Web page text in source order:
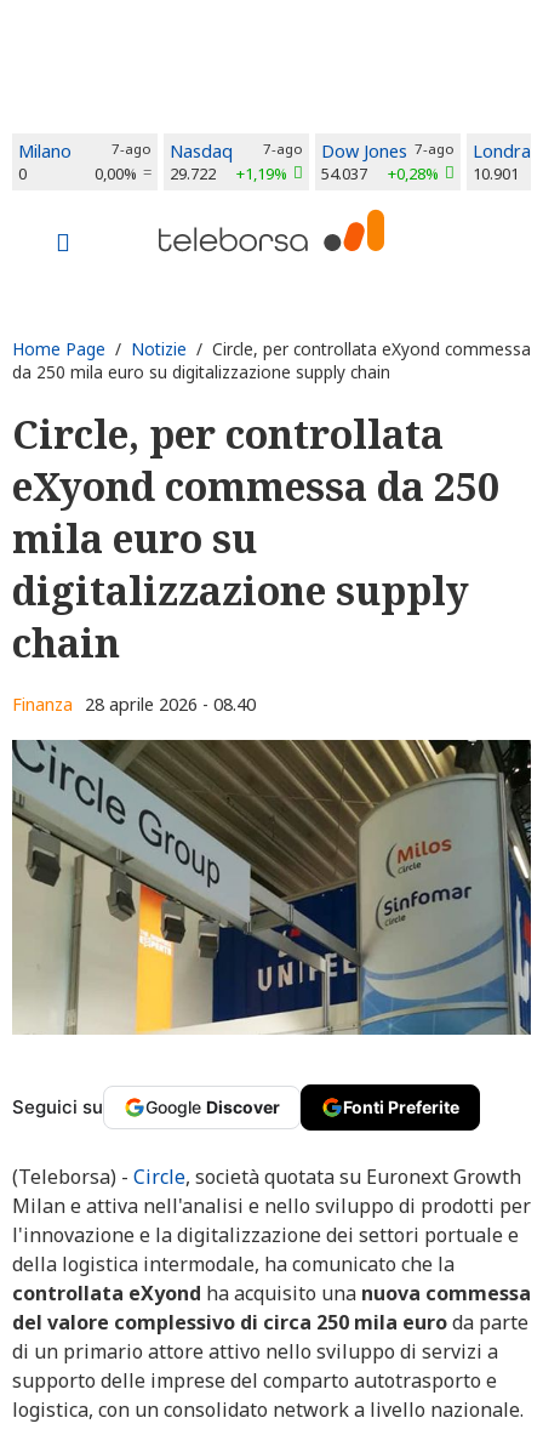
Milano 7-ago
0 0,00%
Nasdaq 7-ago
29.722 +1,19%
Dow Jones 7-ago
54.037 +0,28%
Londra
10.901
Home Page / Notizie / Circle, per controllata eXyond commessa
da 250 mila euro su digitalizzazione supply chain
Circle, per controllata
eXyond commessa da 250
mila euro su
digitalizzazione supply
chain
Finanza 28 aprile 2026 - 08.40
Seguici su Google Discover Fonti Preferite
(Teleborsa) - Circle, società quotata su Euronext Growth
Milan e attiva nell'analisi e nello sviluppo di prodotti per
l'innovazione e la digitalizzazione dei settori portuale e
della logistica intermodale, ha comunicato che la
controllata eXyond ha acquisito una nuova commessa
del valore complessivo di circa 250 mila euroda parte
di un primario attore attivo nello sviluppo di servizi a
supporto delle imprese del comparto autotrasporto e
logistica, con un consolidato network a livello nazionale.